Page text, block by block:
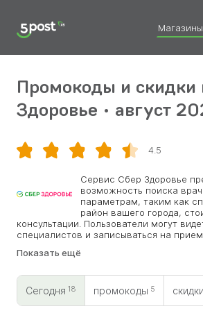
Магазины
Промокоды и скидки
Здоровье • август
Сегодня 18 промокоды 5 скидки
4.5
Сервис Сбер Здоровье
возможность поиска
параметрам, таким как
район вашего города,
консультации. Пользователи могут
специалистов и записываться на
учреждениях: контакты и оценки от
отзывы об оказанных услугах. Бренд
Сбербанку, одному из крупнейших
организаций в России. Сервис был
Показать ещё
Скопировать